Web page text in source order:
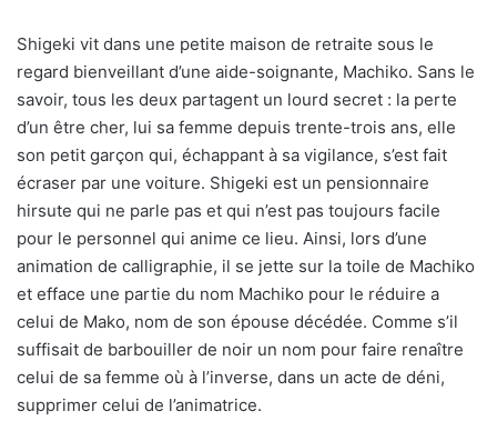
Shigeki vit dans une petite maison de retraite sous le
regard bienveillant d’une aide-soignante, Machiko. Sans le
savoir, tous les deux partagent un lourd secret : la perte
d’un être cher, lui sa femme depuis trente-trois ans, elle
son petit garçon qui, échappant à sa vigilance, s’est fait
écraser par une voiture. Shigeki est un pensionnaire
hirsute qui ne parle pas et qui n’est pas toujours facile
pour le personnel qui anime ce lieu. Ainsi, lors d’une
animation de calligraphie, il se jette sur la toile de Machiko
et efface une partie du nom Machiko pour le réduire a
celui de Mako, nom de son épouse décédée. Comme s’il
suffisait de barbouiller de noir un nom pour faire renaître
celui de sa femme où à l’inverse, dans un acte de déni,
supprimer celui de l’animatrice.